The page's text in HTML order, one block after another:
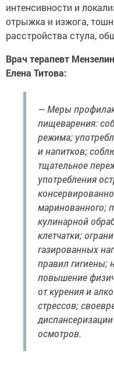
интенсивности и
отрыжка и изжога,
расстройства стула,
Врач терапевт
Елена Титова:
— Меры
пищеварения:
режима;
и напитков;
тщательное
употребления
маринованного;
кулинарной
клетчатки;
газированных
правил гигиены;
повышение
от курения и
стрессов;
осмотров.